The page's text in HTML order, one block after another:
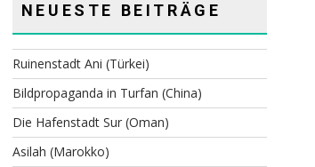
NEUESTE BEITRÄGE
Ruinenstadt Ani (Türkei)
Bildpropaganda in Turfan (China)
Die Hafenstadt Sur (Oman)
Asilah (Marokko)